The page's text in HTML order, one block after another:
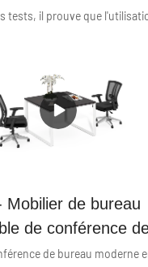
de luxe de grande
Mobilier de bureau
de conférence
en bois Série